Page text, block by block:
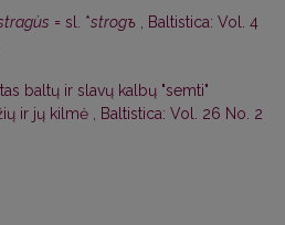
= sl. *strogъ , Baltistica: Vol. 4
baltų ir slavų kalbų "semti"
ir jų kilmė , Baltistica: Vol. 26 No. 2